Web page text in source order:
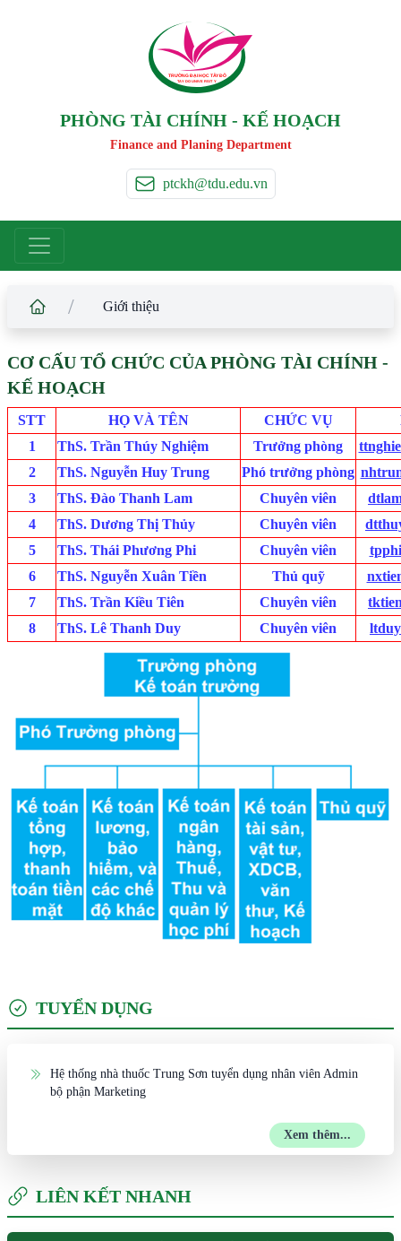
TRƯỜNG ĐẠI HỌC TÂY ĐÔ
TAY DO UNIVERSIT Y
PHÒNG TÀI CHÍNH - KẾ HOẠCH
Finance and Planing Department
ptckh@tdu.edu.vn
/ Giới thiệu
CƠ CẤU TỔ CHỨC CỦA PHÒNG TÀI CHÍNH -
KẾ HOẠCH
STT HỌ VÀ TÊN CHỨC VỤ
1
ThS. Trần Thúy Nghiệm Trưởng phòng
2
ThS. Nguyễn Huy Trung Phó trưởng phòng
3
ThS. Đào Thanh Lam Chuyên viên
4
ThS. Dương Thị Thủy Chuyên viên
5
ThS. Thái Phương Phi Chuyên viên
6
ThS. Nguyễn Xuân Tiền Thủ quỹ
7
ThS. Trần Kiều Tiên Chuyên viên
8
ThS. Lê Thanh Duy Chuyên viên
TUYỂN DỤNG
Hệ thống nhà thuốc Trung Sơn tuyển dụng nhân viên Admin
bộ phận Marketing
Xem thêm...
LIÊN KẾT NHANH